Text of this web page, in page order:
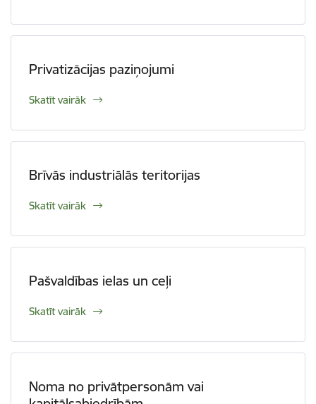
Privatizācijas paziņojumi
Skatīt vairāk
Brīvās industriālās teritorijas
Skatīt vairāk
Pašvaldības ielas un ceļi
Skatīt vairāk
Noma no privātpersonām vai